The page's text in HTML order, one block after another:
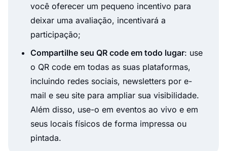
você oferecer um pequeno incentivo para
deixar uma avaliação, incentivará a
participação;
Compartilhe seu QR code em todo lugar: use
o QR code em todas as suas plataformas,
incluindo redes sociais, newsletters por e-
mail e seu site para ampliar sua visibilidade.
Além disso, use-o em eventos ao vivo e em
seus locais físicos de forma impressa ou
pintada.